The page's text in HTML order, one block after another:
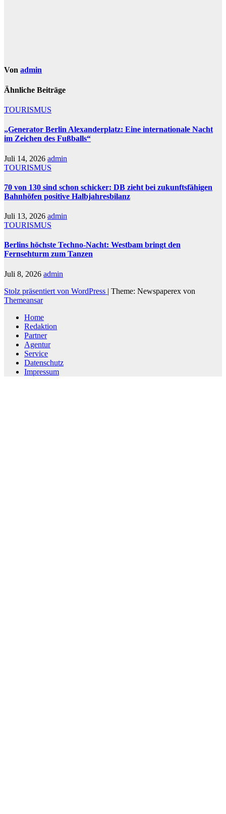
Von admin
Ähnliche Beiträge
TOURISMUS
„Generator Berlin Alexanderplatz: Eine internationale Nacht
im Zeichen des Fußballs“
Juli 14, 2026 admin
TOURISMUS
70 von 130 sind schon schicker: DB zieht bei zukunftsfähigen
Bahnhöfen positive Halbjahresbilanz
Juli 13, 2026 admin
TOURISMUS
Berlins höchste Techno-Nacht: Westbam bringt den
Fernsehturm zum Tanzen
Juli 8, 2026 admin
Stolz präsentiert von WordPress | Theme: Newspaperex von
Themeansar
Home
Redaktion
Partner
Agentur
Service
Datenschutz
Impressum